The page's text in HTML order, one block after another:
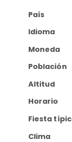
País
Idioma
Moneda
Población
Altitud
Horario
Fiesta
Clima